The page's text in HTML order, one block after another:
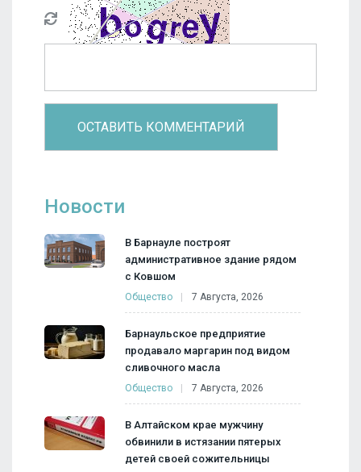
Новости
В Барнауле построят
административное здание рядом
с Ковшом
Общество 7 Августа, 2026
Барнаульское предприятие
продавало маргарин под видом
сливочного масла
Общество 7 Августа, 2026
В Алтайском крае мужчину
обвинили в истязании пятерых
детей своей сожительницы